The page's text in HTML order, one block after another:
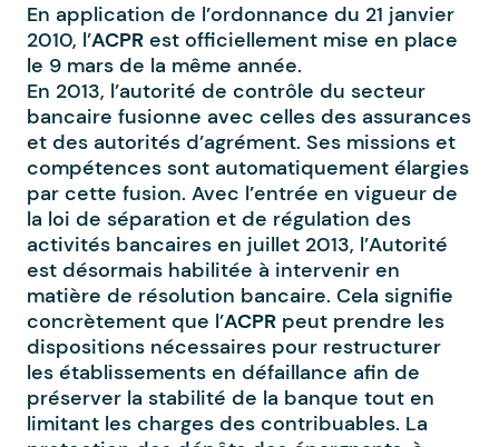
En application de l’ordonnance du 21 janvier
2010, l’ACPR est officiellement mise en place
le 9 mars de la même année.
En 2013, l’autorité de contrôle du secteur
bancaire fusionne avec celles des assurances
et des autorités d’agrément. Ses missions et
compétences sont automatiquement élargies
par cette fusion. Avec l’entrée en vigueur de
la loi de séparation et de régulation des
activités bancaires en juillet 2013, l’Autorité
est désormais habilitée à intervenir en
matière de résolution bancaire. Cela signifie
concrètement que l’ACPR peut prendre les
dispositions nécessaires pour restructurer
les établissements en défaillance afin de
préserver la stabilité de la banque tout en
limitant les charges des contribuables. La